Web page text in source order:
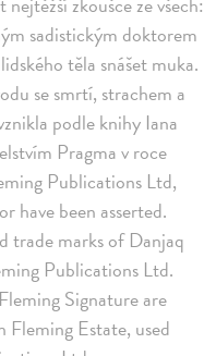
sadistickým doktorem
těla snášet muka.
se smrtí, strachem a
podle knihy Iana
Pragma v roce
Publications Ltd,
have been asserted.
trade marks of Danjaq
Publications Ltd.
Signature are
Fleming Estate, used